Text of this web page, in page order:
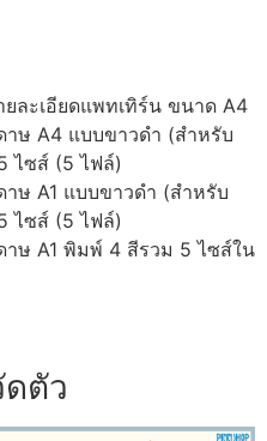
ละเอียดแพทเทิร์น ขนาด A4
ษ A4 แบบขาวดำ (สำหรับ
ไซส์ (5 ไฟล์)
ษ A1 แบบขาวดำ (สำหรับ
ไซส์ (5 ไฟล์)
ษ A1 พิมพ์ 4 สีรวม 5 ไซส์ใน
ตัว